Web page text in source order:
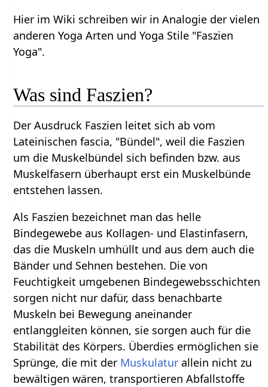
Hier im Wiki schreiben wir in Analogie der vielen
anderen Yoga Arten und Yoga Stile "Faszien
Yoga".
Was sind Faszien?
Der Ausdruck Faszien leitet sich ab vom
Lateinischen fascia, "Bündel", weil die Faszien
um die Muskelbündel sich befinden bzw. aus
Muskelfasern überhaupt erst ein Muskelbünde
entstehen lassen.
Als Faszien bezeichnet man das helle
Bindegewebe aus Kollagen- und Elastinfasern,
das die Muskeln umhüllt und aus dem auch die
Bänder und Sehnen bestehen. Die von
Feuchtigkeit umgebenen Bindegewebsschichten
sorgen nicht nur dafür, dass benachbarte
Muskeln bei Bewegung aneinander
entlanggleiten können, sie sorgen auch für die
Stabilität des Körpers. Überdies ermöglichen sie
Sprünge, die mit der Muskulatur allein nicht zu
bewältigen wären, transportieren Abfallstoffe